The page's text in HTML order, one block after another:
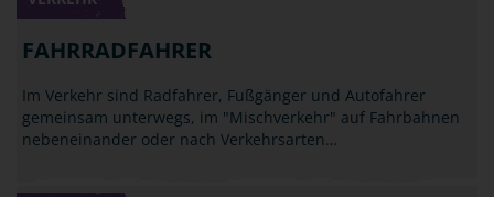
FAHRRADFAHRER
Im Verkehr sind Radfahrer, Fußgänger und Autofahrer
gemeinsam unterwegs, im "Mischverkehr" auf Fahrbahnen
nebeneinander oder nach Verkehrsarten…